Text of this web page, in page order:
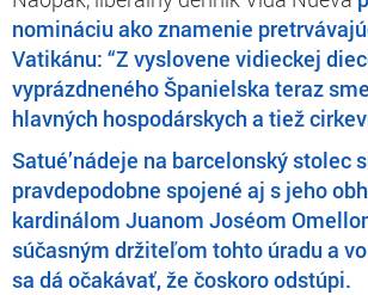
nomináciu ako znamenie
Vatikánu: “Z vyslovene vidieckej
vyprázdneného Španielska teraz
hlavných hospodárskych a tiež
Satué’nádeje na barcelonský stolec
pravdepodobne spojené aj s jeho
kardinálom Juanom Joséom
súčasným držiteľom tohto úradu a
sa dá očakávať, že čoskoro odstúpi.